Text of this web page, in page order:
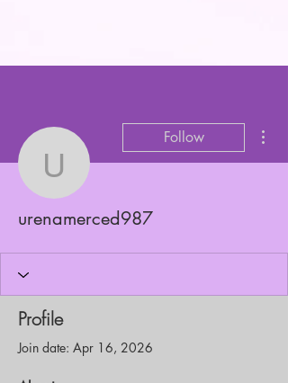
urenamerced987
Follow
urenamerced987
Profile
Join date: Apr 16, 2026